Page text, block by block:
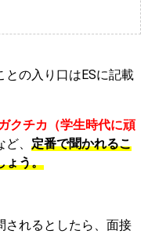
の入り口はESに記載
クチカ（学生時代に頑
ど、 定番で聞かれるこ
ょう。
されるとしたら、面接